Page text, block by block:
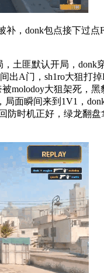
donk包点接下过点
匪默认开局，donk
A门，sh1ro大狙打
molodoy大狙架死，
面瞬间来到1V1，
防时机正好，绿龙